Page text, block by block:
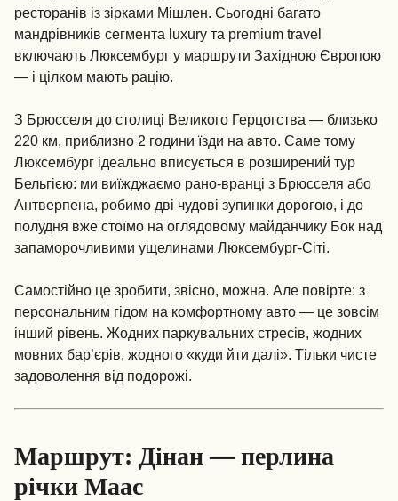
ресторанів із зірками Мішлен. Сьогодні багато
мандрівників сегмента luxury та premium travel
включають Люксембург у маршрути Західною Європою
— і цілком мають рацію.
З Брюсселя до столиці Великого Герцогства — близько
220 км, приблизно 2 години їзди на авто. Саме тому
Люксембург ідеально вписується в розширений тур
Бельгією: ми виїжджаємо рано-вранці з Брюсселя або
Антверпена, робимо дві чудові зупинки дорогою, і до
полудня вже стоїмо на оглядовому майданчику Бок над
запаморочливими ущелинами Люксембург-Сіті.
Самостійно це зробити, звісно, можна. Але повірте: з
персональним гідом на комфортному авто — це зовсім
інший рівень. Жодних паркувальних стресів, жодних
мовних бар’єрів, жодного «куди йти далі». Тільки чисте
задоволення від подорожі.
Маршрут: Дінан — перлина
річки Маас